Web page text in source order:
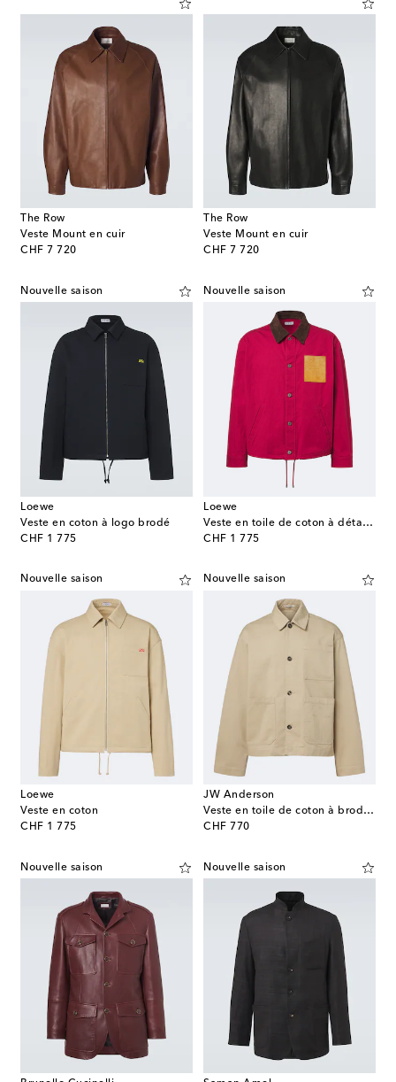
The Row
Veste Mount en cuir
CHF 7 720
original price
The Row
Veste Mount en cuir
CHF 7 720
original price
Nouvelle saison
Loewe
Veste en coton à logo brodé
CHF 1 775
original price
Nouvelle saison
Loewe
Veste en toile de coton à détail en daim
CHF 1 775
original price
Nouvelle saison
Loewe
Veste en coton
CHF 1 775
original price
Nouvelle saison
JW Anderson
Veste en toile de coton à broderies
CHF 770
original price
Nouvelle saison Nouvelle saison